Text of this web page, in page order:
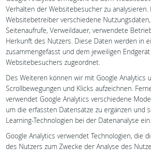
Verhalten der Websitebesucher zu
Websitebetreiber verschiedene Nutzungsdaten,
Seitenaufrufe, Verweildauer, verwendete
Herkunft des Nutzers. Diese Daten werden in
zusammengefasst und dem jeweiligen
Websitebesuchers zugeordnet.
Des Weiteren können wir mit Google Analytics
Scrollbewegungen und Klicks aufzeichnen.
verwendet Google Analytics verschiedene
um die erfassten Datensätze zu ergänzen und
Learning-Technologien bei der Datenanalyse ein.
Google Analytics verwendet Technologien, die
des Nutzers zum Zwecke der Analyse des